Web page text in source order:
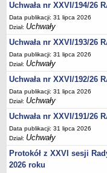
Statut
Strategia rozwoju
Uchwały
Projekty uchwał
Protokoły
Imienne wykazy
Postać dokumentów
Akty Prawne, Dzienniki
Prawo miejscowe
Zarządzenia
Studium uwarunkowań i
Uchwała nr XXVI/194/26
Data publikacji: 31 lipca 2026
Dział: Uchwały
Uchwała nr XXVI/193/26
Data publikacji: 31 lipca 2026
Dział: Uchwały
Uchwała nr XXVI/192/26
Data publikacji: 31 lipca 2026
Dział: Uchwały
Uchwała nr XXVI/191/26
Data publikacji: 31 lipca 2026
Dział: Uchwały
Protokół z XXVI sesji
2026 roku